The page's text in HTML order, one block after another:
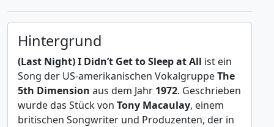
Hintergrund
(Last Night) I Didn’t Get to Sleep at All ist ein
Song der US-amerikanischen VokalgruppeThe
5th Dimension aus dem Jahr 1972. Geschrieben
wurde das Stück von Tony Macaulay, einem
britischen Songwriter und Produzenten, der in